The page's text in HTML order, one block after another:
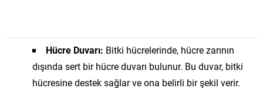
Hücre Duvarı: Bitki hücrelerinde, hücre zarının
dışında sert bir hücre duvarı bulunur. Bu duvar, bitki
hücresine destek sağlar ve ona belirli bir şekil verir.